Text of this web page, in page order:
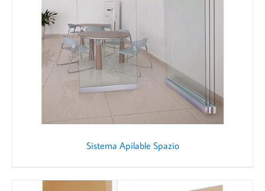
Sistema Apilable Spazio